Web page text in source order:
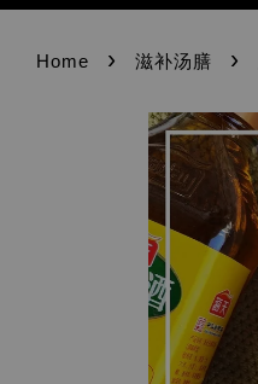
Home › 滋补汤膳 ›